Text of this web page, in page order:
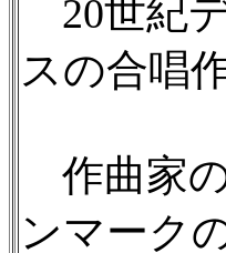
20世紀
スの合唱
作曲家
ンマーク